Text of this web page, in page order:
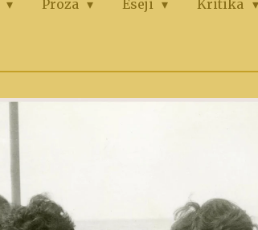
Proza Eseji Kritika